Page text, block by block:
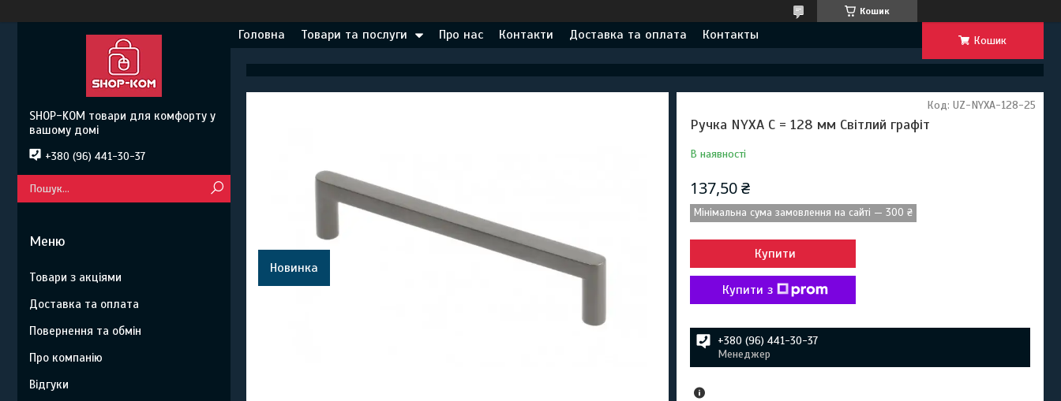
Кошик
Головна Товари та послуги Про нас Контакти Доставка та оплата Контакты Кошик
Новинка
Ручка NYXA C = 128 мм Світлий графіт
В наявності
Код: UZ-NYXA-128-25
137,50 ₴
Мінімальна сума замовлення на сайті — 300 ₴
Купити
Купити з
+380 (96) 441-30-37
Менеджер
SHOP-KOM товари для комфорту у
вашому домі
+380 (96) 441-30-37
Товари з акціями
Доставка та оплата
Повернення та обмін
Про компанію
Відгуки